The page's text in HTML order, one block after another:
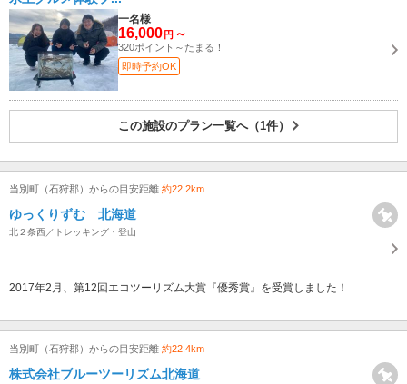
一名様
16,000 円 ～
320ポイント～たまる！
即時予約OK
この施設のプラン一覧へ（1件）
当別町（石狩郡）からの目安距離 約22.2km
ゆっくりずむ 北海道
北２条西／トレッキング・登山
2017年2月、第12回エコツーリズム大賞『優秀賞』を受賞しました！
当別町（石狩郡）からの目安距離 約22.4km
株式会社ブルーツーリズム北海道